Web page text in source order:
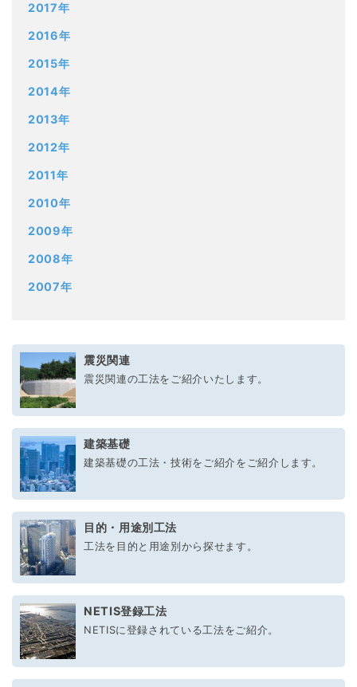
2017年
2016年
2015年
2014年
2013年
2012年
2011年
2010年
2009年
2008年
2007年
震災関連
震災関連の工法をご紹介いたします。
建築基礎
建築基礎の工法・技術をご紹介をご紹介します。
目的・用途別工法
工法を目的と用途別から探せます。
NETIS登録工法
NETISに登録されている工法をご紹介。